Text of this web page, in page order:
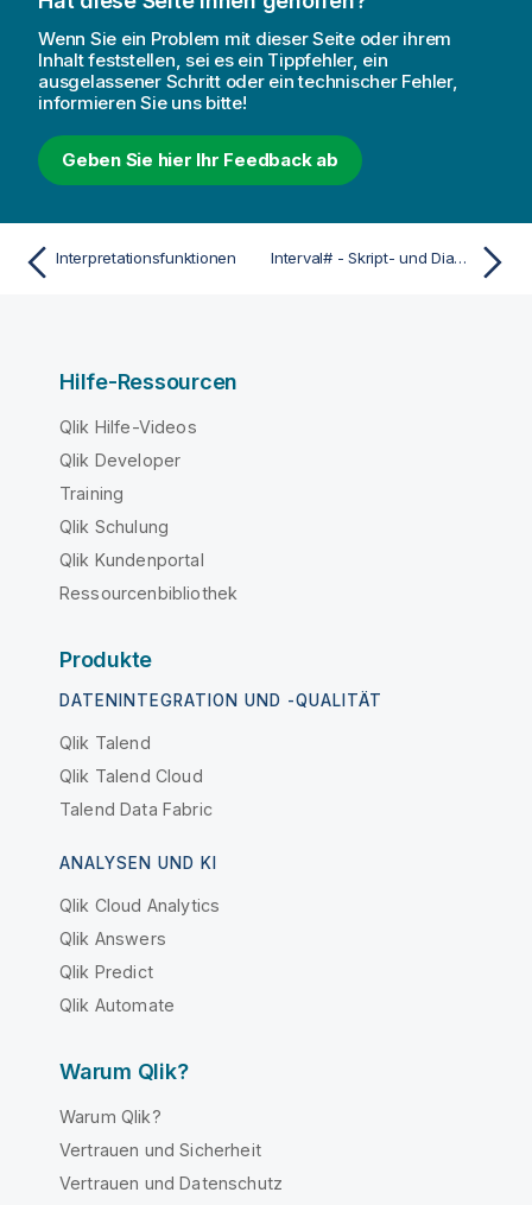
Wenn Sie ein Problem mit dieser Seite oder ihrem
Inhalt feststellen, sei es ein Tippfehler, ein
ausgelassener Schritt oder ein technischer Fehler,
informieren Sie uns bitte!
Geben Sie hier Ihr Feedback ab
Interpretationsfunktionen Interval# - Skript- und Diagrammfunktion
Hilfe-Ressourcen
Qlik Hilfe-Videos
Qlik Developer
Training
Qlik Schulung
Qlik Kundenportal
Ressourcenbibliothek
Produkte
DATENINTEGRATION UND -QUALITÄT
Qlik Talend
Qlik Talend Cloud
Talend Data Fabric
ANALYSEN UND KI
Qlik Cloud Analytics
Qlik Answers
Qlik Predict
Qlik Automate
Warum Qlik?
Warum Qlik?
Vertrauen und Sicherheit
Vertrauen und Datenschutz